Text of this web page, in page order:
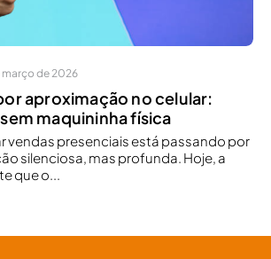
março de 2026
aproximação no celular:
maquininha física
vendas presenciais está passando por
silenciosa, mas profunda. Hoje, a
que o...